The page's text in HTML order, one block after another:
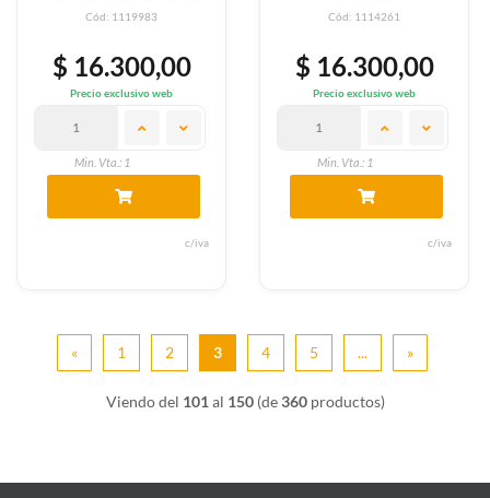
Cód: 1119983
$ 16.300,00
Precio exclusivo web
Min. Vta.: 1
c/iva
Cód: 1114261
$ 16.300,00
Precio exclusivo web
Min. Vta.: 1
c/iva
« 1 2 3 4 5 ... »
Viendo del 101 al 150(de360productos)